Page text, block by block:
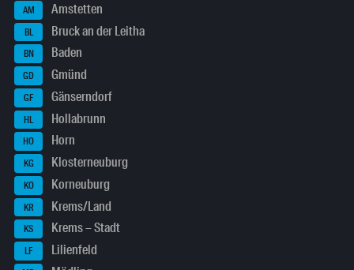
AM Amstetten
BL Bruck an der Leitha
BN Baden
GD Gmünd
GF Gänserndorf
HL Hollabrunn
HO Horn
KG Klosterneuburg
KO Korneuburg
KR Krems/Land
KS Krems – Stadt
LF Lilienfeld